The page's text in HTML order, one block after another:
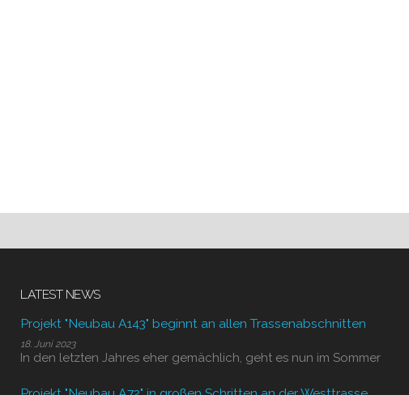
LATEST NEWS
Projekt "Neubau A143" beginnt an allen Trassenabschnitten
18. Juni 2023
In den letzten Jahres eher gemächlich, geht es nun im Sommer